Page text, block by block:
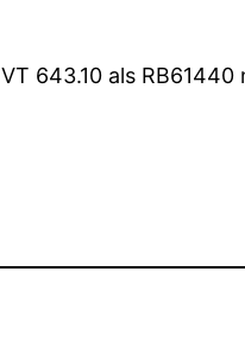
643.10 als